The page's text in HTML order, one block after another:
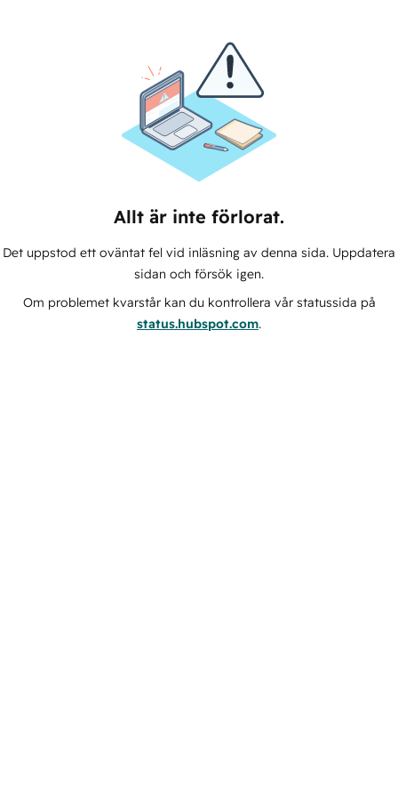
Allt är inte förlorat.
Det uppstod ett oväntat fel vid inläsning av denna sida. Uppdatera
sidan och försök igen.
Om problemet kvarstår kan du kontrollera vår statussida på
status.hubspot.com.